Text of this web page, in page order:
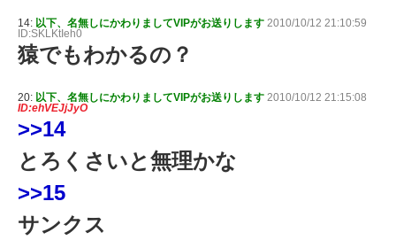
14: 以下、名無しにかわりましてVIPがお送りします 2010/10/12 21:10:59
ID:SKLKtIeh0
猿でもわかるの？
20: 以下、名無しにかわりましてVIPがお送りします 2010/10/12 21:15:08
ID:ehVEJjJyO
>>14
とろくさいと無理かな
>>15
サンクス